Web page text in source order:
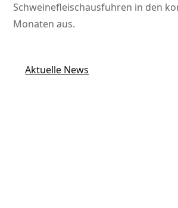
Schweinefleischausfuhren in den
Monaten aus.
Aktuelle News